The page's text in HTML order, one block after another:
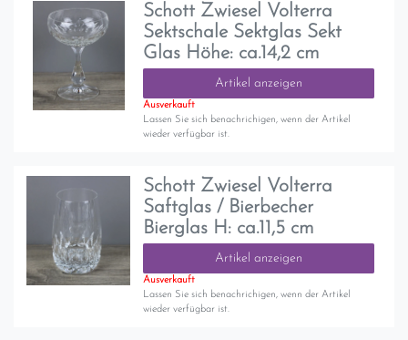
Schott Zwiesel Volterra
Sektschale Sektglas Sekt
Glas Höhe: ca.14,2 cm
Artikel anzeigen
Ausverkauft
Lassen Sie sich benachrichigen, wenn der Artikel
wieder verfügbar ist.
Schott Zwiesel Volterra
Saftglas / Bierbecher
Bierglas H: ca.11,5 cm
Artikel anzeigen
Ausverkauft
Lassen Sie sich benachrichigen, wenn der Artikel
wieder verfügbar ist.